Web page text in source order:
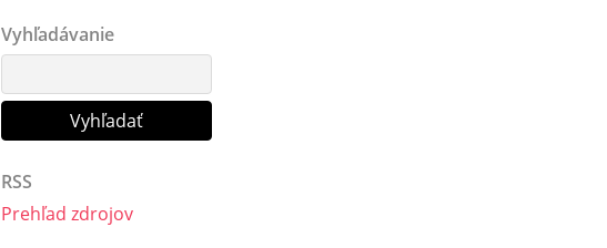
Vyhľadávanie
RSS
Prehľad zdrojov